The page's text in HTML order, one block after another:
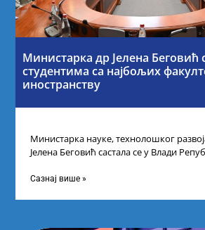
Министарка др Јелена
студентима са најбољих
иностранству
Министарка науке, технолошког
Јелена Беговић састала се у Влади
Сазнај више »